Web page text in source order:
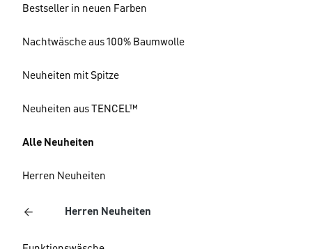
Bestseller in neuen Farben
Nachtwäsche aus 100% Baumwolle
Neuheiten mit Spitze
Neuheiten aus TENCEL™
Alle Neuheiten
Herren Neuheiten
Herren Neuheiten